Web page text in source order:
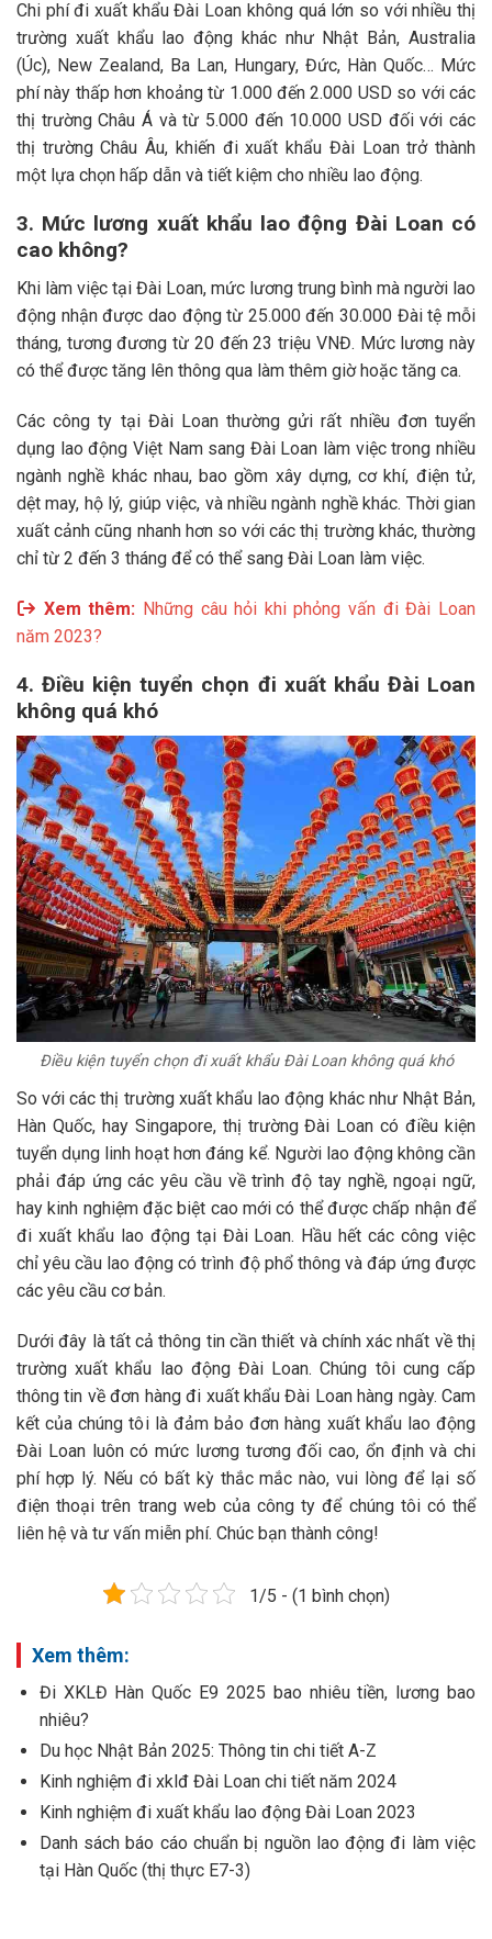
Chi phí đi xuất khẩu Đài Loan không quá lớn so với nhiều thị
trường xuất khẩu lao động khác như Nhật Bản, Australia
(Úc), New Zealand, Ba Lan, Hungary, Đức, Hàn Quốc… Mức
phí này thấp hơn khoảng từ 1.000 đến 2.000 USD so với các
thị trường Châu Á và từ 5.000 đến 10.000 USD đối với các
thị trường Châu Âu, khiến đi xuất khẩu Đài Loan trở thành
một lựa chọn hấp dẫn và tiết kiệm cho nhiều lao động.
3. Mức lương xuất khẩu lao động Đài Loan có
cao không?
Khi làm việc tại Đài Loan, mức lương trung bình mà người lao
động nhận được dao động từ 25.000 đến 30.000 Đài tệ mỗi
tháng, tương đương từ 20 đến 23 triệu VNĐ. Mức lương này
có thể được tăng lên thông qua làm thêm giờ hoặc tăng ca.
Các công ty tại Đài Loan thường gửi rất nhiều đơn tuyển
dụng lao động Việt Nam sang Đài Loan làm việc trong nhiều
ngành nghề khác nhau, bao gồm xây dựng, cơ khí, điện tử,
dệt may, hộ lý, giúp việc, và nhiều ngành nghề khác. Thời gian
xuất cảnh cũng nhanh hơn so với các thị trường khác, thường
chỉ từ 2 đến 3 tháng để có thể sang Đài Loan làm việc.
Xem thêm: Những câu hỏi khi phỏng vấn đi Đài Loan
năm 2023?
4. Điều kiện tuyển chọn đi xuất khẩu Đài Loan
không quá khó
Điều kiện tuyển chọn đi xuất khẩu Đài Loan không quá khó
So với các thị trường xuất khẩu lao động khác như Nhật Bản,
Hàn Quốc, hay Singapore, thị trường Đài Loan có điều kiện
tuyển dụng linh hoạt hơn đáng kể. Người lao động không cần
phải đáp ứng các yêu cầu về trình độ tay nghề, ngoại ngữ,
hay kinh nghiệm đặc biệt cao mới có thể được chấp nhận để
đi xuất khẩu lao động tại Đài Loan. Hầu hết các công việc
chỉ yêu cầu lao động có trình độ phổ thông và đáp ứng được
các yêu cầu cơ bản.
Dưới đây là tất cả thông tin cần thiết và chính xác nhất về thị
trường xuất khẩu lao động Đài Loan. Chúng tôi cung cấp
thông tin về đơn hàng đi xuất khẩu Đài Loan hàng ngày. Cam
kết của chúng tôi là đảm bảo đơn hàng xuất khẩu lao động
Đài Loan luôn có mức lương tương đối cao, ổn định và chi
phí hợp lý. Nếu có bất kỳ thắc mắc nào, vui lòng để lại số
điện thoại trên trang web của công ty để chúng tôi có thể
liên hệ và tư vấn miễn phí. Chúc bạn thành công!
1/5 - (1 bình chọn)
Xem thêm:
Đi XKLĐ Hàn Quốc E9 2025 bao nhiêu tiền, lương bao
nhiêu?
Du học Nhật Bản 2025: Thông tin chi tiết A-Z
Kinh nghiệm đi xklđ Đài Loan chi tiết năm 2024
Kinh nghiệm đi xuất khẩu lao động Đài Loan 2023
Danh sách báo cáo chuẩn bị nguồn lao động đi làm việc
tại Hàn Quốc (thị thực E7-3)